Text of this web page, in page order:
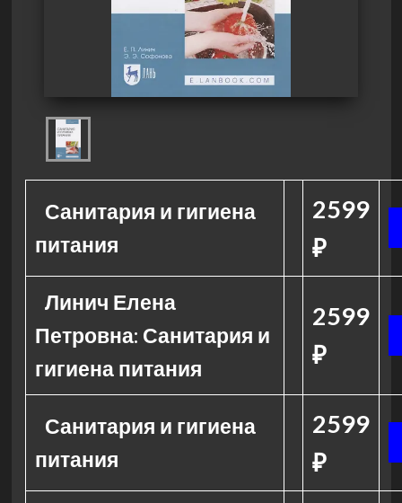
Санитария и гигиена
питания
2599
₽
Линич Елена
Петровна: Санитария и
гигиена питания
2599
₽
Санитария и гигиена
питания
2599
₽